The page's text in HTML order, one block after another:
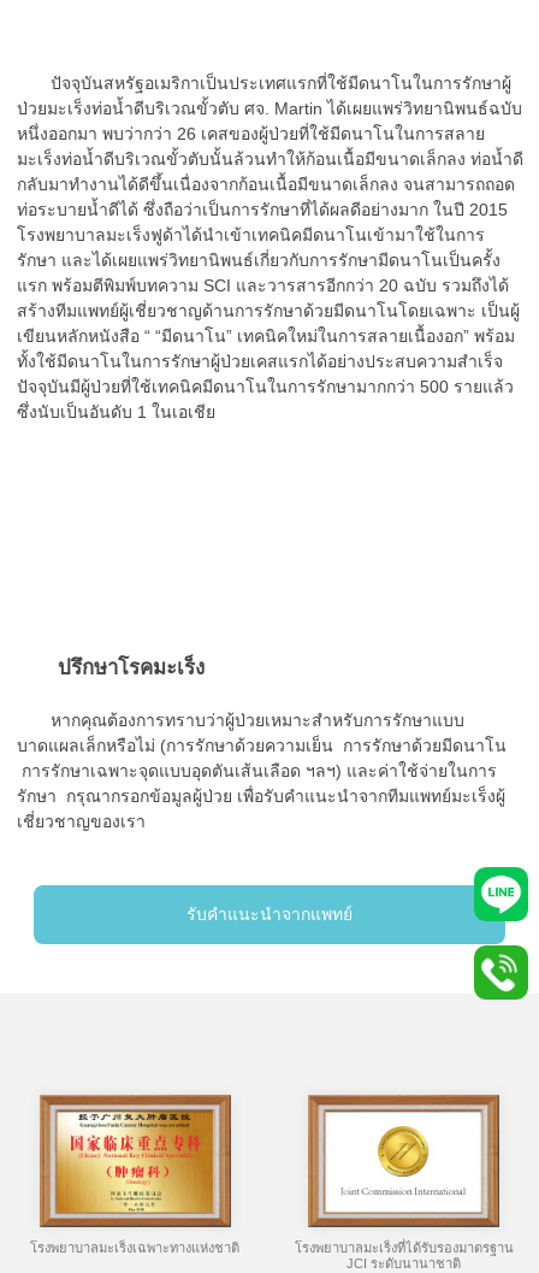
ปัจจุบันสหรัฐอเมริกาเป็นประเทศแรกที่ใช้มีดนาโนในการรักษาผู้
ป่วยมะเร็งท่อน้ำดีบริเวณขั้วตับ ศจ. Martin ได้เผยแพร่วิทยานิพนธ์ฉบับ
หนึ่งออกมา พบว่ากว่า 26 เคสของผู้ป่วยที่ใช้มีดนาโนในการสลาย
มะเร็งท่อน้ำดีบริเวณขั้วตับนั้นล้วนทำให้ก้อนเนื้อมีขนาดเล็กลง ท่อน้ำดี
กลับมาทำงานได้ดีขึ้นเนื่องจากก้อนเนื้อมีขนาดเล็กลง จนสามารถถอด
ท่อระบายน้ำดีได้ ซึ่งถือว่าเป็นการรักษาที่ได้ผลดีอย่างมาก ในปี 2015
โรงพยาบาลมะเร็งฟูด้าได้นำเข้าเทคนิคมีดนาโนเข้ามาใช้ในการ
รักษา และได้เผยแพร่วิทยานิพนธ์เกี่ยวกับการรักษามีดนาโนเป็นครั้ง
แรก พร้อมตีพิมพ์บทความ SCI และวารสารอีกกว่า 20 ฉบับ รวมถึงได้
สร้างทีมแพทย์ผู้เชี่ยวชาญด้านการรักษาด้วยมีดนาโนโดยเฉพาะ เป็นผู้
เขียนหลักหนังสือ “ “มีดนาโน” เทคนิคใหม่ในการสลายเนื้องอก” พร้อม
ทั้งใช้มีดนาโนในการรักษาผู้ป่วยเคสแรกได้อย่างประสบความสำเร็จ
ปัจจุบันมีผู้ป่วยที่ใช้เทคนิคมีดนาโนในการรักษามากกว่า 500 รายแล้ว
ซึ่งนับเป็นอันดับ 1 ในเอเชีย
ปรึกษาโรคมะเร็ง
หากคุณต้องการทราบว่าผู้ป่วยเหมาะสำหรับการรักษาแบบ
บาดแผลเล็กหรือไม่ (การรักษาด้วยความเย็น การรักษาด้วยมีดนาโน
การรักษาเฉพาะจุดแบบอุดตันเส้นเลือด ฯลฯ) และค่าใช้จ่ายในการ
รักษา กรุณากรอกข้อมูลผู้ป่วย เพื่อรับคำแนะนำจากทีมแพทย์มะเร็งผู้
เชี่ยวชาญของเรา
รับคำแนะนำจากแพทย์
โรงพยาบาลมะเร็งเฉพาะทางแห่งชาติ
โรงพยาบาลมะเร็งที่ได้รับรองมาตรฐาน
JCI ระดับนานาชาติ